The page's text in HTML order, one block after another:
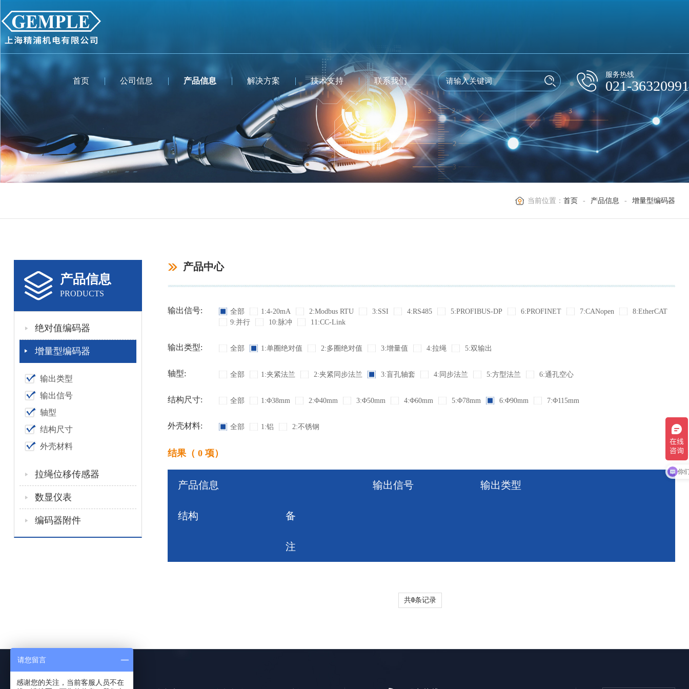
首页 公司信息 产品信息 解决方案 技术支持 联系我们
服务热线
021-36320991
当前位置：首页 - 产品信息 - 增量型编码器
产品信息
PRODUCTS
绝对值编码器
增量型编码器
输出类型
输出信号
轴型
结构尺寸
外壳材料
拉绳位移传感器
数显仪表
编码器附件
产品中心
输出信号: 全部 1:4-20mA 2:Modbus RTU 3:SSI 4:RS485 5:PROFIBUS-DP 6:PROFINET 7:CANopen
8:EtherCAT
9:并行
10:脉冲 11:CC-Link
输出类型: 全部 1:单圈绝对值 2:多圈绝对值 3:增量值 4:拉绳 5:双输出
轴型: 全部 1:夹紧法兰 2:夹紧同步法兰 3:盲孔轴套 4:同步法兰 5:方型法兰 6:通孔空心
结构尺寸: 全部 1:Φ38mm 2:Φ40mm 3:Φ50mm 4:Φ60mm 5:Φ78mm 6:Φ90mm 7:Φ115mm
外壳材料: 全部 1:铝 2:不锈钢
结果（ 0 项）
产品信息 输出信号 输出类型
结构 备
注
共0条记录
现
请您留言
感谢您的关注，当前客服人员不在